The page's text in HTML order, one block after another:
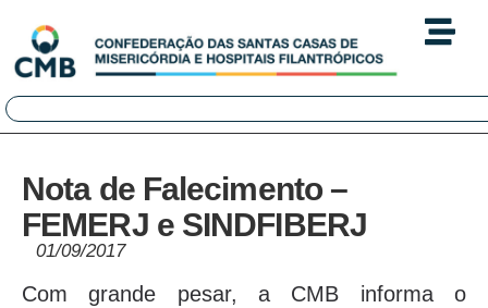
Nota de Falecimento –
FEMERJ e SINDFIBERJ
01/09/2017
Com grande pesar, a CMB informa o